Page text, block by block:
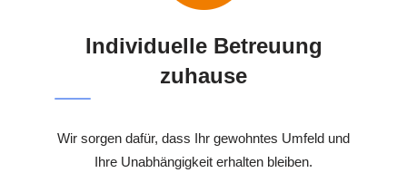
Individuelle Betreuung
zuhause
Wir sorgen dafür, dass Ihr gewohntes Umfeld und
Ihre Unabhängigkeit erhalten bleiben.